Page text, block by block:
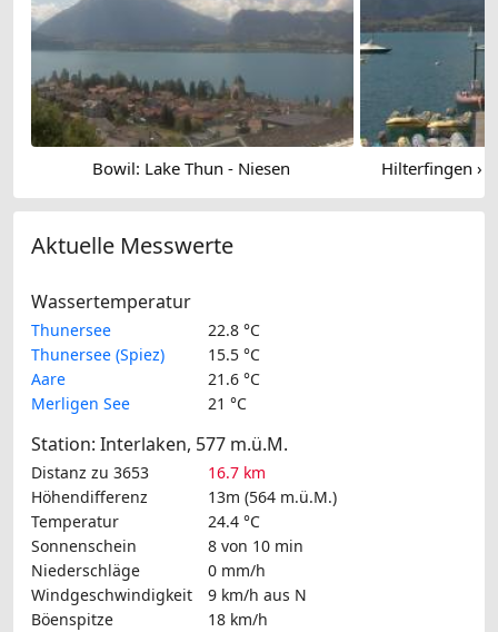
Bowil: Lake Thun - Niesen Hilterfingen ›
Aktuelle Messwerte
Wassertemperatur
Thunersee
22.8 °C
Thunersee (Spiez)
15.5 °C
Aare
21.6 °C
Merligen See
21 °C
Station: Interlaken, 577 m.ü.M.
Distanz zu 3653
16.7 km
Höhendifferenz
13m (564 m.ü.M.)
Temperatur
24.4 °C
Sonnenschein
8 von 10 min
Niederschläge
0 mm/h
Windgeschwindigkeit
9 km/h aus N
Böenspitze
18 km/h